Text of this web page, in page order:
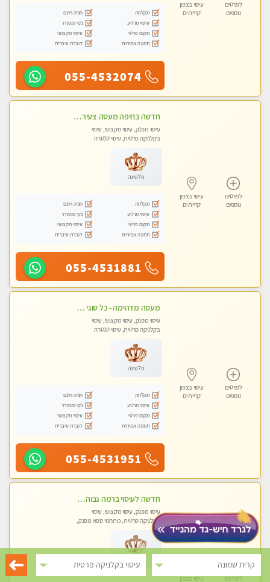
קרית שמונה עיסוי בקלניקה פרטית
לפרטים
נוספים
עיסוי בצפון
קריית ים
מקלחת
חניה חינם
עיסוי מרגיע
נקי ומסודר
מקום פרטי
עיסוי מקצועי
תמונה אמיתית
דוברת עיברית
055-4532074
לפרטים
נוספים
עיסוי בצפון
קריית ים
חדשה בחיפה מעסה צעירה איכותית וקלאסית מזמינה אותך לעיסוי נעים מפנק ומרגיע . . . highly recommended..new in the city
עיסוי מפנק, עיסוי מקצועי, עיסוי
בקלניקה פרטית, עיסוי טנטרה
פלטינה
מקלחת
חניה חינם
עיסוי מרגיע
נקי ומסודר
מקום פרטי
עיסוי מקצועי
תמונה אמיתית
דוברת עיברית
055-4531881
לפרטים
נוספים
עיסוי בצפון
קריית ים
מעסה מדהימה - כל סוגי העיסויים מעסה מקצועית ואיכותית פרטי!!!חוויה בלתי נשכחת!
עיסוי מפנק, עיסוי מקצועי, עיסוי
בקלניקה פרטית, עיסוי טנטרה
פלטינה
מקלחת
חניה חינם
עיסוי מרגיע
נקי ומסודר
מקום פרטי
עיסוי מקצועי
תמונה אמיתית
דוברת עיברית
055-4531951
לפרטים עיסוי בצפון
חדשה לעיסוי ברמה גבוהה VIP תתקשר .....בקרית אתא ללא מין !
עיסוי מפנק, עיסוי מקצועי, עיסוי
בקלניקה פרטית, מתחמי ספא מפנק,
מכוני עיסוי מפנק, עיסוי טנטרה